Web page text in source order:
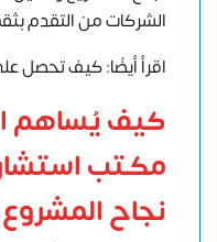
الشركات من التقدم
اقرأ أيضًا: كيف تحصل
كيف يُساهم
مكتب
نجاح